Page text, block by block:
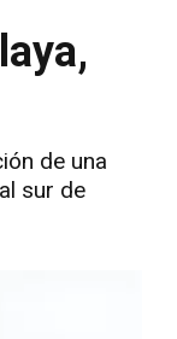
de una
sur de